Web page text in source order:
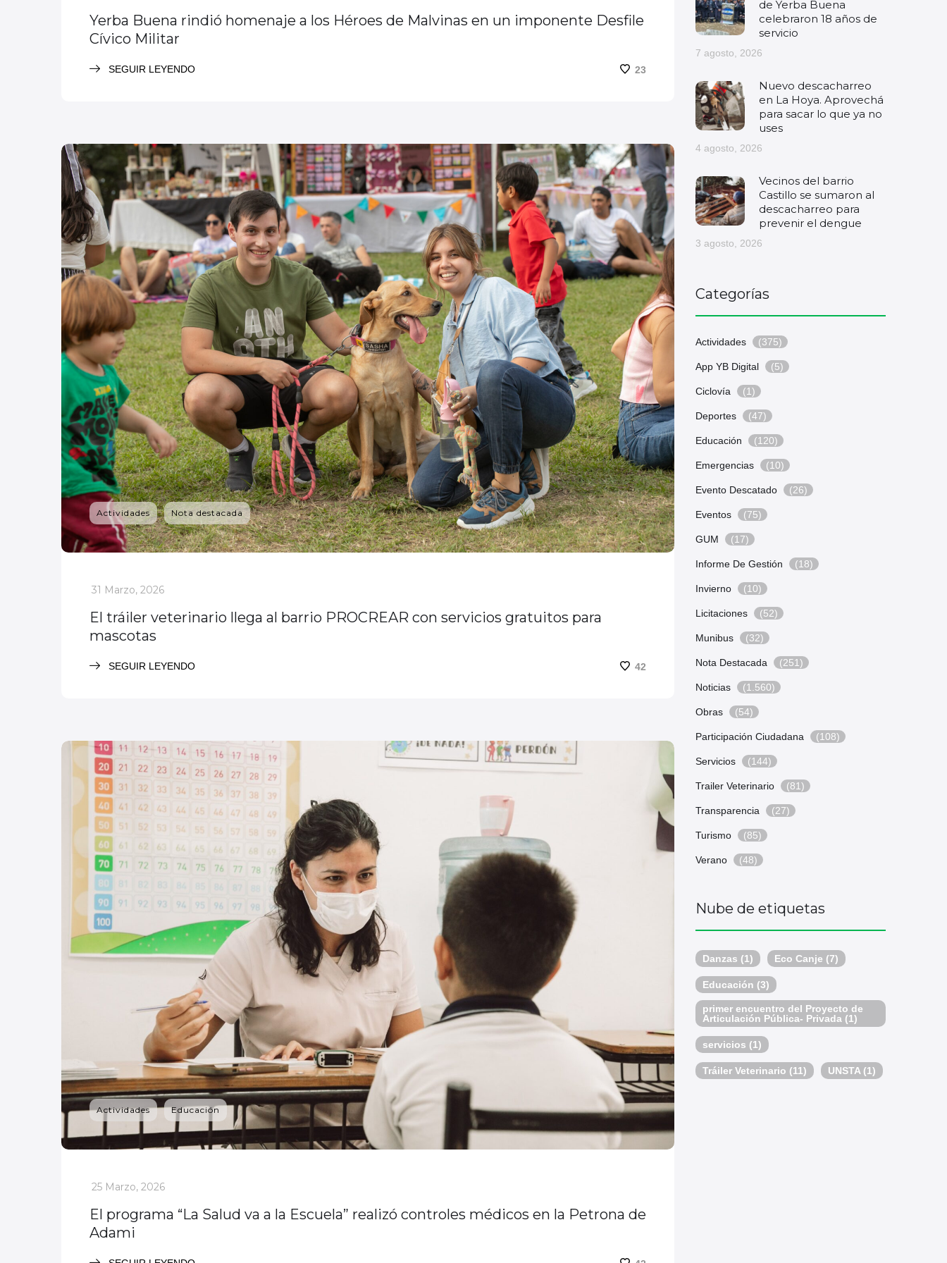
Yerba Buena rindió homenaje a los Héroes de Malvinas en un imponente Desfile
Cívico Militar
SEGUIR LEYENDO 23
Actividades Nota destacada
_
31 Marzo, 2026
El tráiler veterinario llega al barrio PROCREAR con servicios gratuitos para
mascotas
SEGUIR LEYENDO 42
Actividades Educación
_
25 Marzo, 2026
El programa “La Salud va a la Escuela” realizó controles médicos en la Petrona de
Adami
de Yerba Buena
celebraron 18 años de
servicio
7 agosto, 2026
Nuevo descacharreo
en La Hoya. Aprovechá
para sacar lo que ya no
uses
4 agosto, 2026
Vecinos del barrio
Castillo se sumaron al
descacharreo para
prevenir el dengue
3 agosto, 2026
Categorías
Actividades (375)
App YB Digital (5)
Ciclovía (1)
Deportes (47)
Educación (120)
Emergencias (10)
Evento Descatado (26)
Eventos (75)
GUM (17)
Informe De Gestión (18)
Invierno (10)
Licitaciones (52)
Munibus (32)
Nota Destacada (251)
Noticias (1.560)
Obras (54)
Participación Ciudadana (108)
Servicios (144)
Trailer Veterinario (81)
Transparencia (27)
Turismo (85)
Verano (48)
Nube de etiquetas
Danzas (1) Eco Canje (7)
Educación (3)
primer encuentro del Proyecto de
Articulación Pública- Privada (1)
servicios (1)
Tráiler Veterinario (11) UNSTA (1)